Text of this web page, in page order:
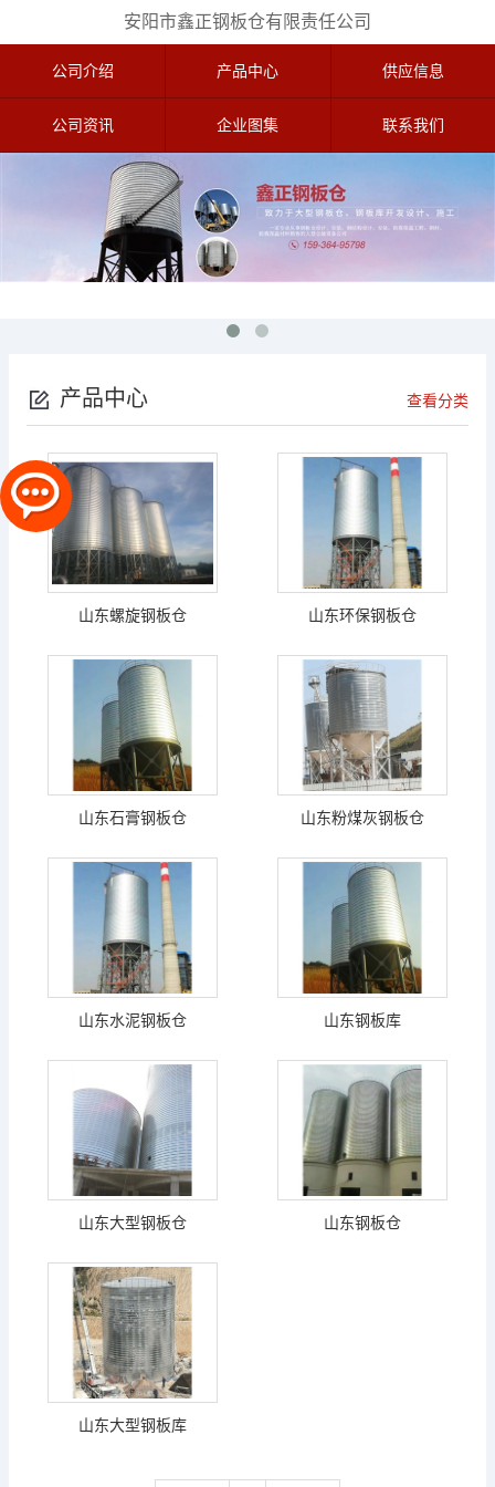
安阳市鑫正钢板仓有限责任公司
公司介绍 产品中心 供应信息
公司资讯 企业图集 联系我们
产品中心 查看分类
山东螺旋钢板仓 山东环保钢板仓
山东石膏钢板仓 山东粉煤灰钢板仓
山东水泥钢板仓 山东钢板库
山东大型钢板仓 山东钢板仓
山东大型钢板库